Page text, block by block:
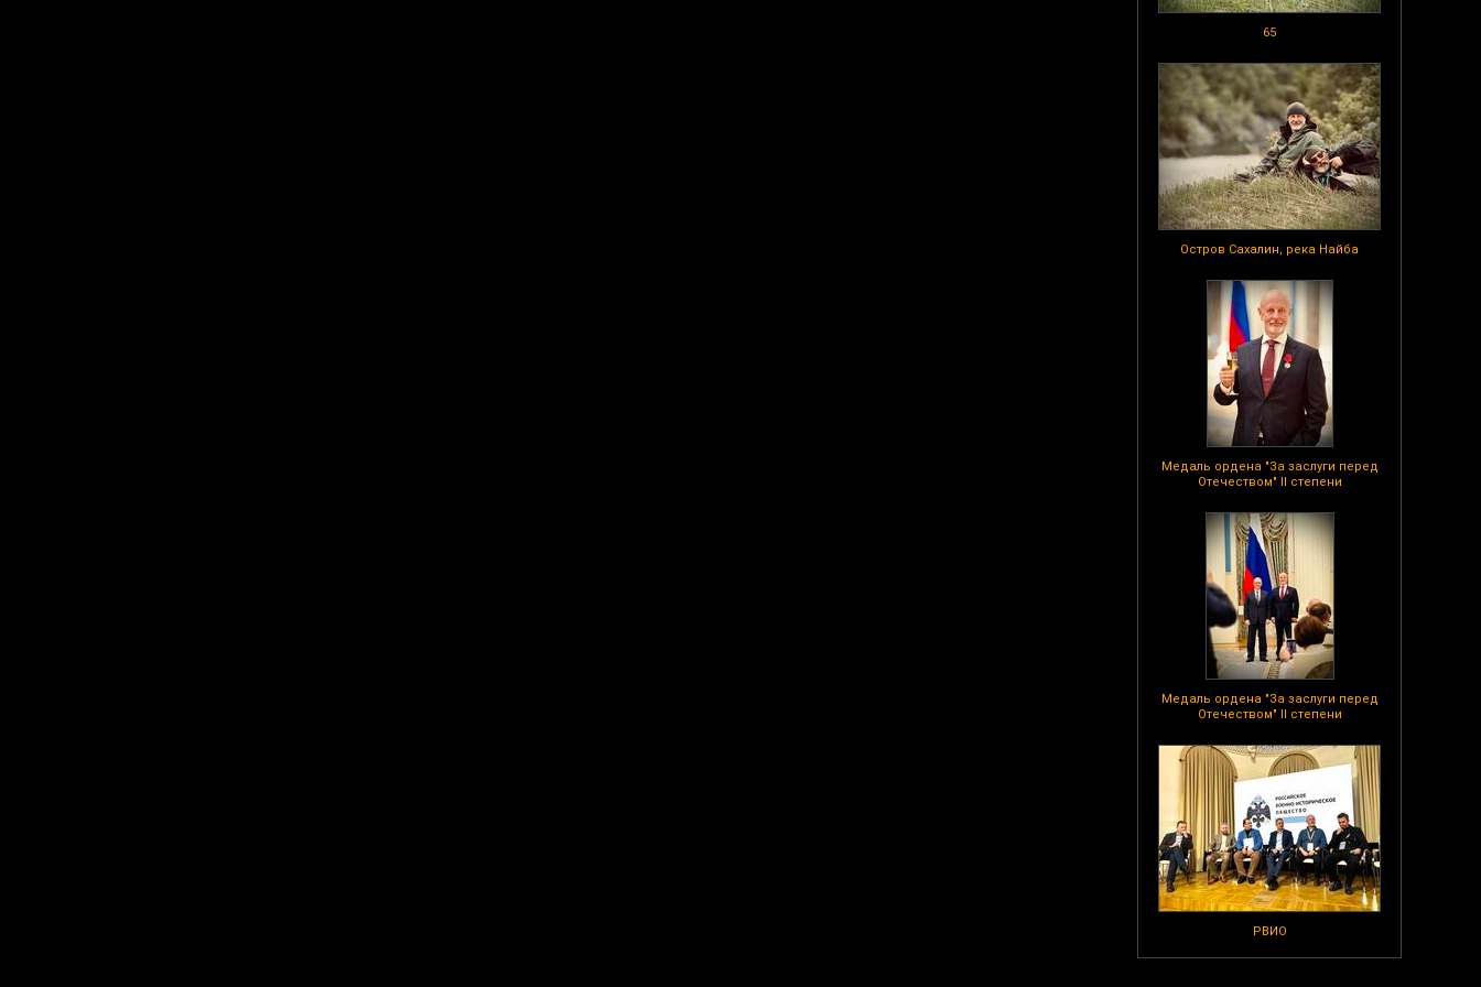
65
Остров Сахалин, река Найба
Медаль ордена "За заслуги перед
Отечеством" II степени
Медаль ордена "За заслуги перед
Отечеством" II степени
РВИО